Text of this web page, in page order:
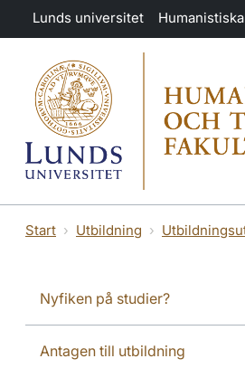
Hoppa till huvudinnehåll
Lunds universitet
Start Utbildning
Nyfiken på studier?
Antagen till utbildning